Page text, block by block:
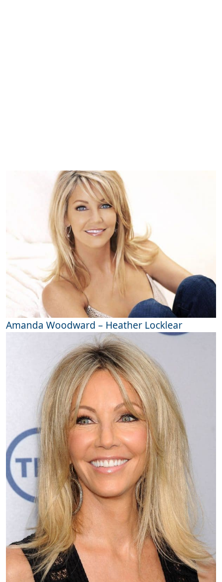
Amanda Woodward – Heather Locklear